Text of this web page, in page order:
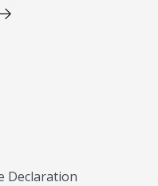
Declaration